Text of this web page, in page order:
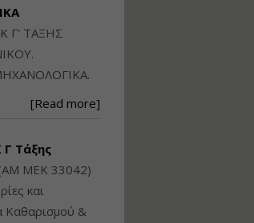
Γ' ΤΑΞΗΣ
[Read more]
Τάξης
(ΑΜ ΜΕΚ 33042)
και
Καθαρισμού &
Πολεοδομικού
Σχεδιασμού Εντός
Ορίων Πόλεων και
Οικισμών και Εκτός
Εισηγήτρια:
Τιμή από: €145.00
Διάρκεια: 8 ώρες